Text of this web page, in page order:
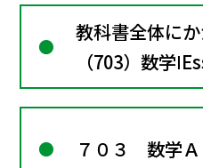
教科書全体に
（703）数学
７０３ 数学